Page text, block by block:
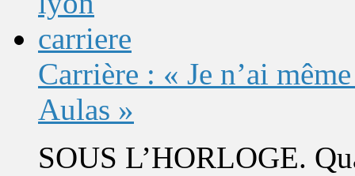
Carrière : « Je n’ai
Aulas »
SOUS L’HORLOGE.